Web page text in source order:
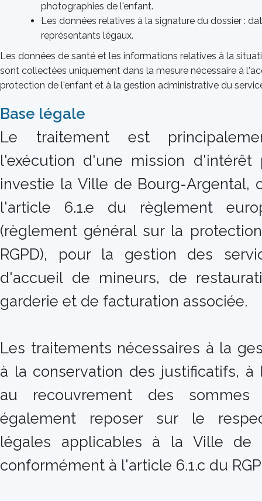
photographies de l'enfant.
Les données relatives à la signature du dossier :
représentants légaux.
Les données de santé et les informations relatives à la
sont collectées uniquement dans la mesure nécessaire à
protection de l'enfant et à la gestion administrative du
Base légale
Le traitement est
l'exécution d'une mission
investie la Ville de Bourg-Argental,
l'article 6.1.e du règlement
(règlement général sur la
RGPD), pour la gestion des
d'accueil de mineurs, de
garderie et de facturation associée.
Les traitements nécessaires à la
à la conservation des justificatifs,
au recouvrement des sommes
également reposer sur le
légales applicables à la Ville de
conformément à l'article 6.1.c du